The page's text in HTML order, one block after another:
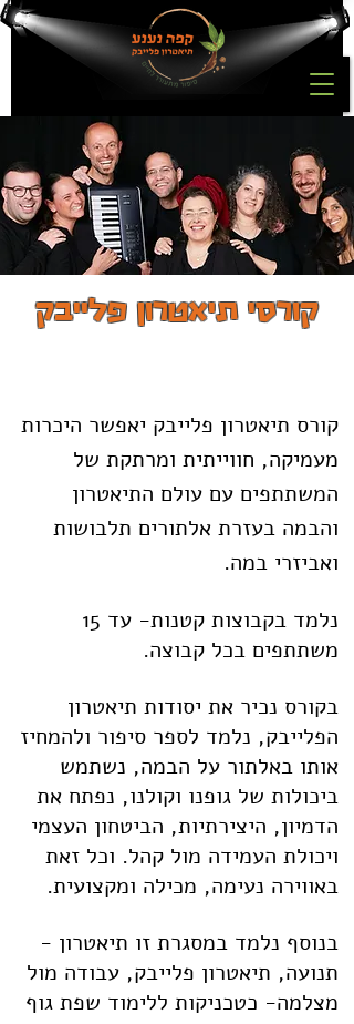
קורסי תיאטרון פלייבק
קורס תיאטרון פלייבק יאפשר היכרות
מעמיקה, חווייתית ומרתקת של
המשתתפים עם עולם התיאטרון
והבמה בעזרת אלתורים תלבושות
ואביזרי במה.
נלמד בקבוצות קטנות- עד 15
משתתפים בכל קבוצה.
בקורס נכיר את יסודות תיאטרון
הפלייבק, נלמד לספר סיפור ולהמחיז
אותו באלתור על הבמה, נשתמש
ביכולות של גופנו וקולנו, נפתח את
הדמיון, היצירתיות, הביטחון העצמי
ויכולת העמידה מול קהל. וכל זאת
באווירה נעימה, מכילה ומקצועית.
בנוסף נלמד במסגרת זו תיאטרון -
תנועה, תיאטרון פלייבק, עבודה מול
מצלמה- כטכניקות ללימוד שפת גוף